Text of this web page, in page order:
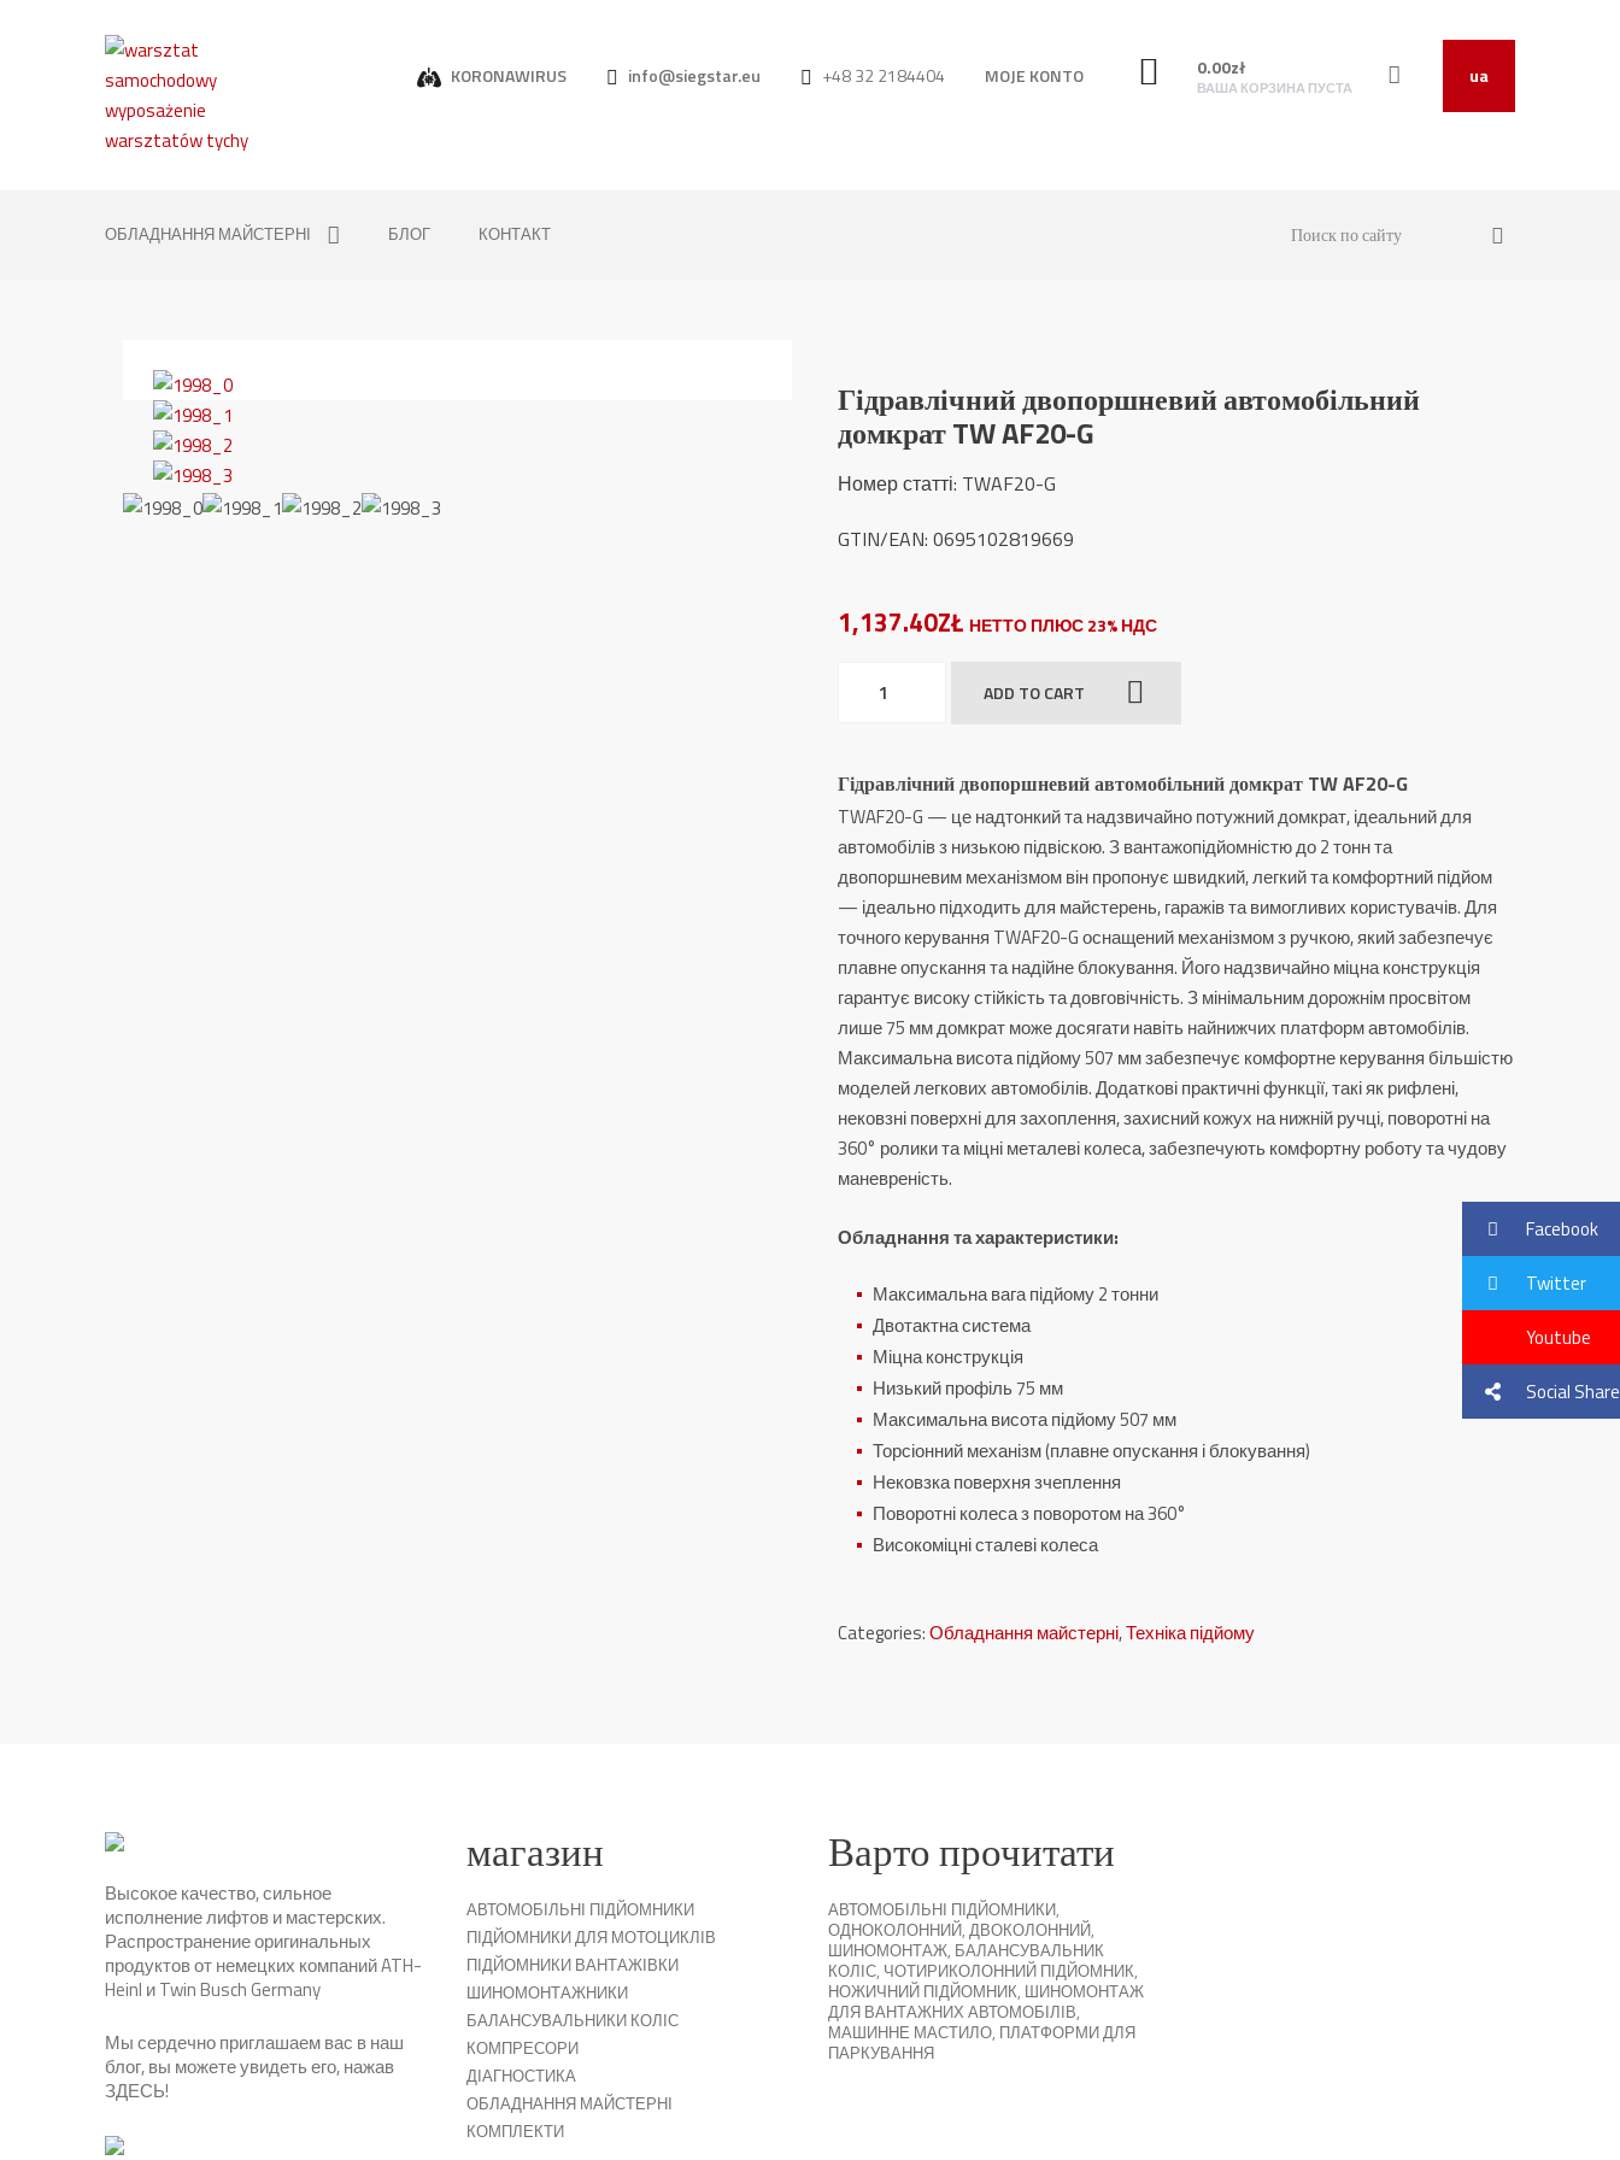
KORONAWIRUS info@siegstar.eu +48 32 2184404 MOJE KONTO ua
0.00zł
ВАША КОРЗИНА ПУСТА
ОБЛАДНАННЯ МАЙСТЕРНІ БЛОГ КОНТАКТ
Гідравлічний двопоршневий автомобільний
домкрат TW AF20-G
Номер статті: TWAF20-G
GTIN/EAN: 0695102819669
1,137.40ZŁ НЕТТО ПЛЮС 23% НДС
двопоршневий
TW
AF20-
G
quantity
ADD TO CART
Гідравлічний двопоршневий автомобільний домкрат TW AF20-G
TWAF20-G — це надтонкий та надзвичайно потужний домкрат, ідеальний для
автомобілів з низькою підвіскою. З вантажопідйомністю до 2 тонн та
двопоршневим механізмом він пропонує швидкий, легкий та комфортний підйом
— ідеально підходить для майстерень, гаражів та вимогливих користувачів. Для
точного керування TWAF20-G оснащений механізмом з ручкою, який забезпечує
плавне опускання та надійне блокування. Його надзвичайно міцна конструкція
гарантує високу стійкість та довговічність. З мінімальним дорожнім просвітом
лише 75 мм домкрат може досягати навіть найнижчих платформ автомобілів.
Максимальна висота підйому 507 мм забезпечує комфортне керування більшістю
моделей легкових автомобілів. Додаткові практичні функції, такі як рифлені,
нековзні поверхні для захоплення, захисний кожух на нижній ручці, поворотні на
360° ролики та міцні металеві колеса, забезпечують комфортну роботу та чудову
маневреність.
Обладнання та характеристики:
Максимальна вага підйому 2 тонни
Двотактна система
Міцна конструкція
Низький профіль 75 мм
Максимальна висота підйому 507 мм
Торсіонний механізм (плавне опускання і блокування)
Нековзка поверхня зчеплення
Поворотні колеса з поворотом на 360°
Високоміцні сталеві колеса
Categories:Обладнання майстерні,Техніка підйому
Высокое качество, сильное
исполнение лифтов и мастерских.
Распространение оригинальных
продуктов от немецких компаний ATH-
Heinl и Twin Busch Germany
Мы сердечно приглашаем вас в наш
блог, вы можете увидеть его, нажав
ЗДЕСЬ!
магазин
АВТОМОБІЛЬНІ ПІДЙОМНИКИ
ПІДЙОМНИКИ ДЛЯ МОТОЦИКЛІВ
ПІДЙОМНИКИ ВАНТАЖІВКИ
ШИНОМОНТАЖНИКИ
БАЛАНСУВАЛЬНИКИ КОЛІС
КОМПРЕСОРИ
ДІАГНОСТИКА
ОБЛАДНАННЯ МАЙСТЕРНІ
КОМПЛЕКТИ
Варто прочитати
АВТОМОБІЛЬНІ ПІДЙОМНИКИ,
ОДНОКОЛОННИЙ, ДВОКОЛОННИЙ,
ШИНОМОНТАЖ, БАЛАНСУВАЛЬНИК
КОЛІС, ЧОТИРИКОЛОННИЙ ПІДЙОМНИК,
НОЖИЧНИЙ ПІДЙОМНИК, ШИНОМОНТАЖ
ДЛЯ ВАНТАЖНИХ АВТОМОБІЛІВ,
МАШИННЕ МАСТИЛО, ПЛАТФОРМИ ДЛЯ
ПАРКУВАННЯ
Facebook
Twitter
Youtube
Social Share